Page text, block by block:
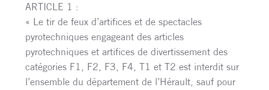
ARTICLE 1 :
« Le tir de feux d’artifices et de spectacles
pyrotechniques engageant des articles
pyrotechniques et artifices de divertissement des
catégories F1, F2, F3, F4, T1 et T2 est interdit sur
l’ensemble du département de l’Hérault, sauf pour